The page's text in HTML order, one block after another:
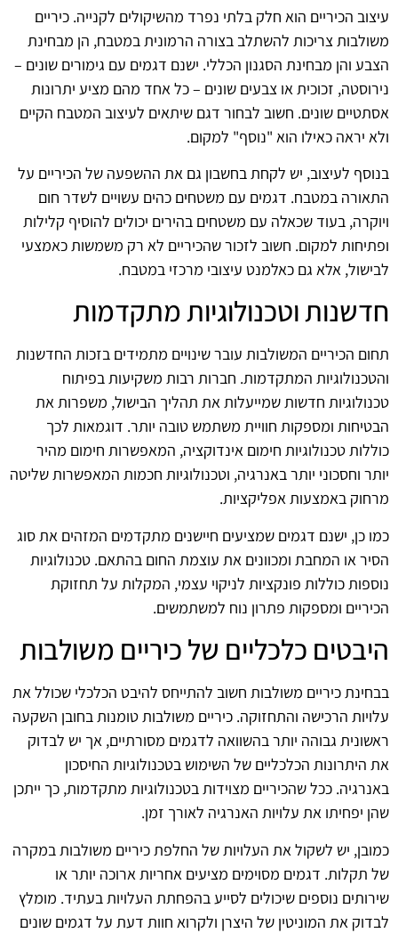
עיצוב הכיריים הוא חלק בלתי נפרד מהשיקולים לקנייה. כיריים
משולבות צריכות להשתלב בצורה הרמונית במטבח, הן מבחינת
הצבע והן מבחינת הסגנון הכללי. ישנם דגמים עם גימורים שונים –
נירוסטה, זכוכית או צבעים שונים – כל אחד מהם מציע יתרונות
אסתטיים שונים. חשוב לבחור דגם שיתאים לעיצוב המטבח הקיים
ולא יראה כאילו הוא "נוסף" למקום.
בנוסף לעיצוב, יש לקחת בחשבון גם את ההשפעה של הכיריים על
התאורה במטבח. דגמים עם משטחים כהים עשויים לשדר חום
ויוקרה, בעוד שכאלה עם משטחים בהירים יכולים להוסיף קלילות
ופתיחות למקום. חשוב לזכור שהכיריים לא רק משמשות כאמצעי
לבישול, אלא גם כאלמנט עיצובי מרכזי במטבח.
חדשנות וטכנולוגיות מתקדמות
תחום הכיריים המשולבות עובר שינויים מתמידים בזכות החדשנות
והטכנולוגיות המתקדמות. חברות רבות משקיעות בפיתוח
טכנולוגיות חדשות שמייעלות את תהליך הבישול, משפרות את
הבטיחות ומספקות חוויית משתמש טובה יותר. דוגמאות לכך
כוללות טכנולוגיות חימום אינדוקציה, המאפשרות חימום מהיר
יותר וחסכוני יותר באנרגיה, וטכנולוגיות חכמות המאפשרות שליטה
מרחוק באמצעות אפליקציות.
כמו כן, ישנם דגמים שמציעים חיישנים מתקדמים המזהים את סוג
הסיר או המחבת ומכוונים את עוצמת החום בהתאם. טכנולוגיות
נוספות כוללות פונקציות לניקוי עצמי, המקלות על תחזוקת
הכיריים ומספקות פתרון נוח למשתמשים.
היבטים כלכליים של כיריים משולבות
בבחינת כיריים משולבות חשוב להתייחס להיבט הכלכלי שכולל את
עלויות הרכישה והתחזוקה. כיריים משולבות טומנות בחובן השקעה
ראשונית גבוהה יותר בהשוואה לדגמים מסורתיים, אך יש לבדוק
את היתרונות הכלכליים של השימוש בטכנולוגיות החיסכון
באנרגיה. ככל שהכיריים מצוידות בטכנולוגיות מתקדמות, כך ייתכן
שהן יפחיתו את עלויות האנרגיה לאורך זמן.
כמובן, יש לשקול את העלויות של החלפת כיריים משולבות במקרה
של תקלות. דגמים מסוימים מציעים אחריות ארוכה יותר או
שירותים נוספים שיכולים לסייע בהפחתת העלויות בעתיד. מומלץ
לבדוק את המוניטין של היצרן ולקרוא חוות דעת על דגמים שונים